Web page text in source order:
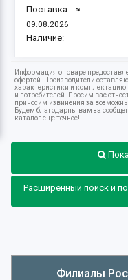
Поставка: ≈
09.08.2026
Наличие:
Информация о товаре
офертой. Производители
характеристики и комплектацию
и потребителей. Просим вас
приносим извинения за
Будем благодарны вам за
каталог еще точнее!
Расширенный поиск и